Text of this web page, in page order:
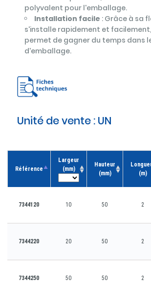
polyvalent pour l'emballage.
Installation facile : Grâce à sa
s'installe rapidement et
permet de gagner du temps dans
d'emballage.
Unité de vente : UN
Référence
Largeur
(mm)
Hauteur
(mm)
(m)
7344120 10 50 2
7344220 20 50 2
7344250 50 50 2